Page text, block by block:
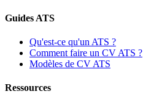
Guides ATS
Qu'est-ce qu'un ATS ?
Comment faire un CV ATS ?
Modèles de CV ATS
Ressources